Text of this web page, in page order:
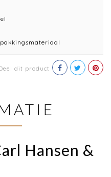
dit product
Hansen &